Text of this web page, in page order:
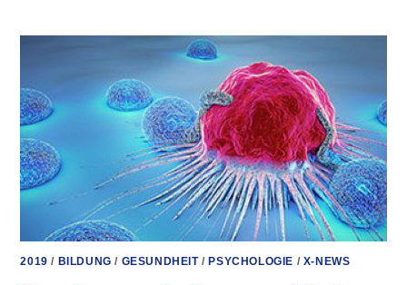
NACH
DER
ANDEREN
2019 / BILDUNG / GESUNDHEIT/PSYCHOLOGIE / X-NEWS